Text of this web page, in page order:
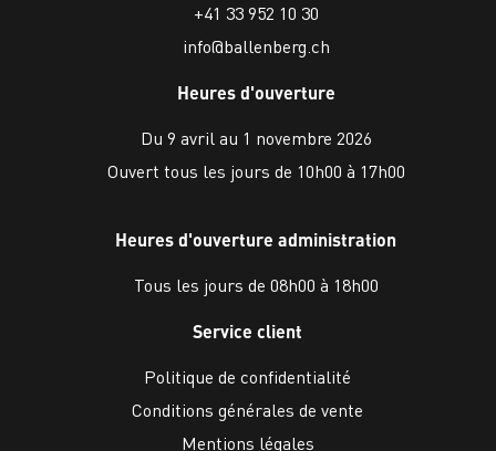
+41 33 952 10 30
info@ballenberg.ch
Heures d'ouverture
Du 9 avril au 1 novembre 2026
Ouvert tous les jours de 10h00 à 17h00
Heures d'ouverture administration
Tous les jours de 08h00 à 18h00
Service client
Politique de confidentialité
Conditions générales de vente
Mentions légales